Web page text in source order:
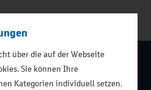
über die auf der Webseite
Sie können Ihre
Kategorien individuell setzen.